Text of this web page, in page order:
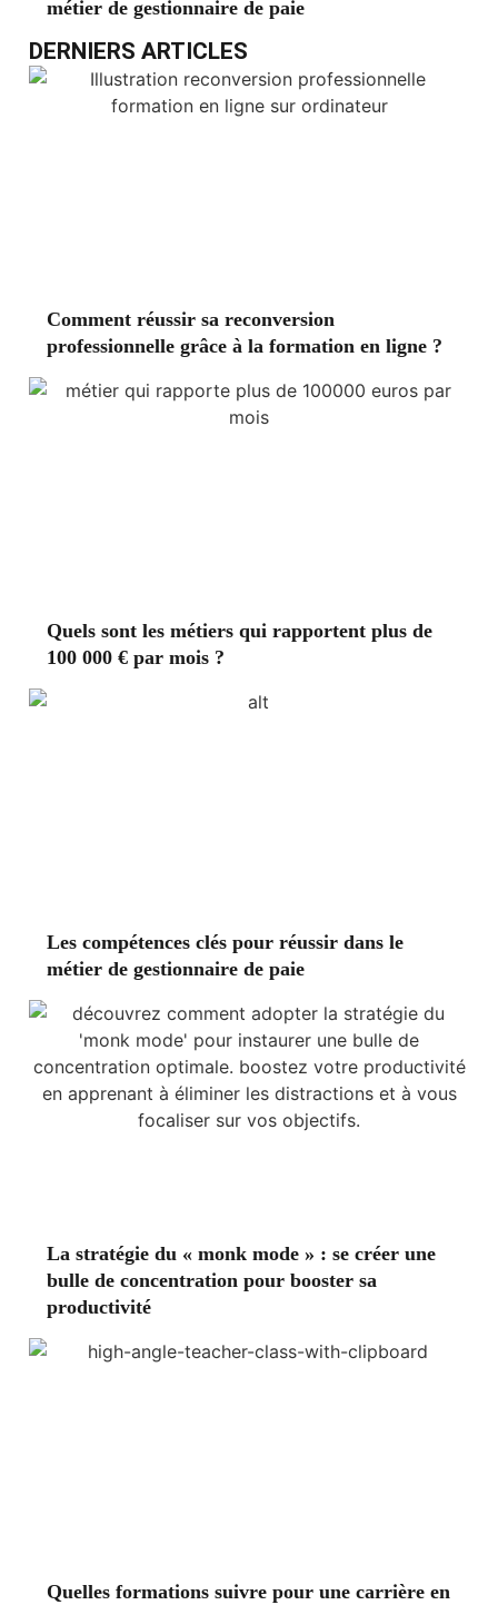
métier de gestionnaire de paie
DERNIERS ARTICLES
Comment réussir sa reconversion
professionnelle grâce à la formation en ligne ?
Quels sont les métiers qui rapportent plus de
100 000 € par mois ?
Les compétences clés pour réussir dans le
métier de gestionnaire de paie
La stratégie du « monk mode » : se créer une
bulle de concentration pour booster sa
productivité
Quelles formations suivre pour une carrière en